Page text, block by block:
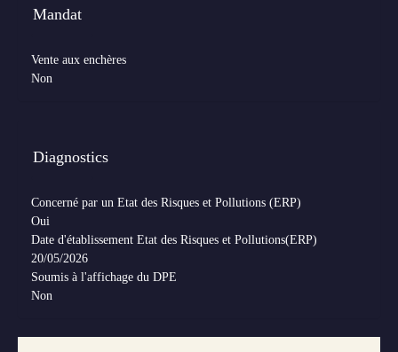
Mandat
Vente aux enchères
Non
Diagnostics
Concerné par un Etat des Risques et Pollutions (ERP)
Oui
Date d'établissement Etat des Risques et Pollutions(ERP)
20/05/2026
Soumis à l'affichage du DPE
Non